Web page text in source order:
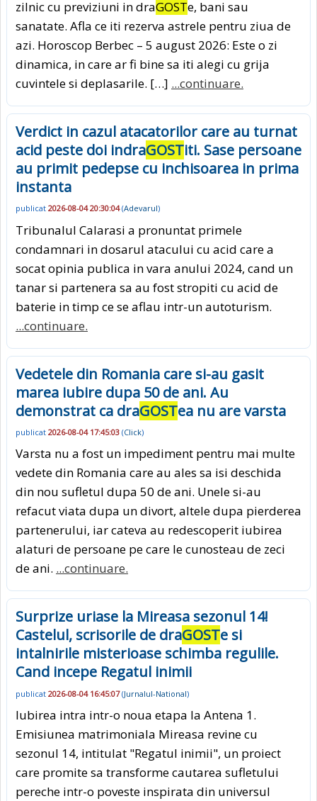
zilnic cu previziuni in draGOSTe, bani sau
sanatate. Afla ce iti rezerva astrele pentru ziua de
azi. Horoscop Berbec – 5 august 2026: Este o zi
dinamica, in care ar fi bine sa iti alegi cu grija
cuvintele si deplasarile. […] ...continuare.
Verdict in cazul atacatorilor care au turnat
acid peste doi indraGOSTiti. Sase persoane
au primit pedepse cu inchisoarea in prima
instanta
publicat 2026-08-04 20:30:04(Adevarul)
Tribunalul Calarasi a pronuntat primele
condamnari in dosarul atacului cu acid care a
socat opinia publica in vara anului 2024, cand un
tanar si partenera sa au fost stropiti cu acid de
baterie in timp ce se aflau intr-un autoturism.
...continuare.
Vedetele din Romania care si-au gasit
marea iubire dupa 50 de ani. Au
demonstrat ca draGOSTea nu are varsta
publicat 2026-08-04 17:45:03 (Click)
Varsta nu a fost un impediment pentru mai multe
vedete din Romania care au ales sa isi deschida
din nou sufletul dupa 50 de ani. Unele si-au
refacut viata dupa un divort, altele dupa pierderea
partenerului, iar cateva au redescoperit iubirea
alaturi de persoane pe care le cunosteau de zeci
de ani. ...continuare.
Surprize uriase la Mireasa sezonul 14!
Castelul, scrisorile de draGOSTe si
intalnirile misterioase schimba regulile.
Cand incepe Regatul inimii
publicat 2026-08-04 16:45:07(Jurnalul-National)
Iubirea intra intr-o noua etapa la Antena 1.
Emisiunea matrimoniala Mireasa revine cu
sezonul 14, intitulat "Regatul inimii", un proiect
care promite sa transforme cautarea sufletului
pereche intr-o poveste inspirata din universul